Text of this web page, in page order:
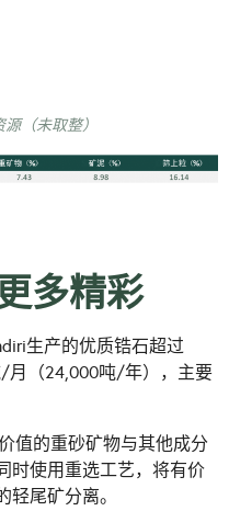
（未取整）
多精彩
生产的优质锆石超过
月（24,000吨/年），主要
值的重砂矿物与其他成分
时使用重选工艺，将有价
尾矿分离。